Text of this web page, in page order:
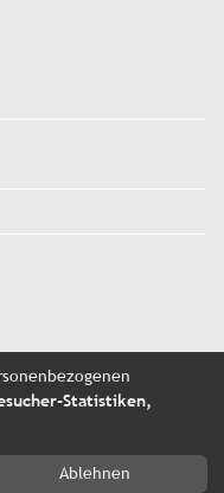
Statistiken,
Ablehnen